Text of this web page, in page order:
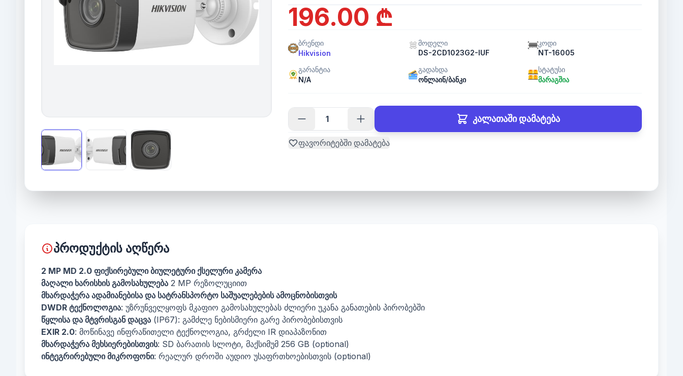
196.00 ₾
ბრენდი
Hikvision
მოდელი
DS-2CD1023G2-IUF
კოდი
NT-16005
გარანტია
N/A
გადახდა
ონლაინ/ბანკი
სტატუსი
მარაგშია
კალათაში დამატება
ფავორიტებში დამატება
პროდუქტის აღწერა
2 MP MD 2.0 ფიქსირებული ბიულეტური ქსელური კამერა
მაღალი ხარისხის გამოსახულება 2 MP რეზოლუციით
მხარდაჭერა ადამიანებისა და სატრანსპორტო საშუალებების ამოცნობისთვის
DWDR ტექნოლოგია: უზრუნველყოფს მკაფიო გამოსახულებას ძლიერი უკანა განათების პირობებში
წყლისა და მტვრისგან დაცვა (IP67): გამძლე ნებისმიერი გარე პირობებისთვის
EXIR 2.0: მოწინავე ინფრაწითელი ტექნოლოგია, გრძელი IR დიაპაზონით
მხარდაჭერა მეხსიერებისთვის: SD ბარათის სლოტი, მაქსიმუმ 256 GB (optional)
ინტეგრირებული მიკროფონი: რეალურ დროში აუდიო უსაფრთხოებისთვის (optional)